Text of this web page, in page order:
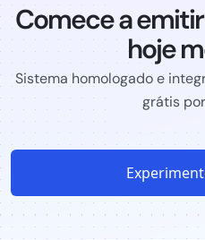
Comece a
hoje
Sistema homologado e
grátis